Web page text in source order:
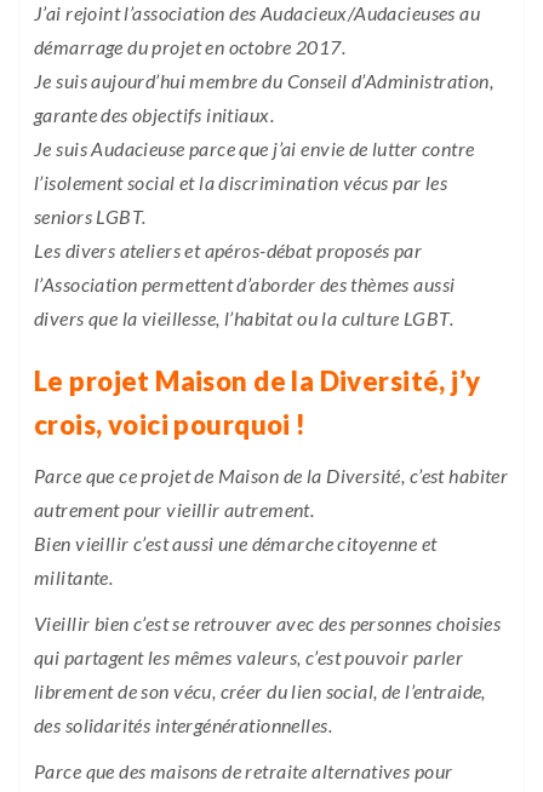
J’ai rejoint l’association des Audacieux/Audacieuses au
démarrage du projet en octobre 2017.
Je suis aujourd’hui membre du Conseil d’Administration,
garante des objectifs initiaux.
Je suis Audacieuse parce que j’ai envie de lutter contre
l’isolement social et la discrimination vécus par les
seniors LGBT.
Les divers ateliers et apéros-débat proposés par
l’Association permettent d’aborder des thèmes aussi
divers que la vieillesse, l’habitat ou la culture LGBT.
Le projet Maison de la Diversité, j’y
crois, voici pourquoi !
Parce que ce projet de Maison de la Diversité, c’est habiter
autrement pour vieillir autrement.
Bien vieillir c’est aussi une démarche citoyenne et
militante.
Vieillir bien c’est se retrouver avec des personnes choisies
qui partagent les mêmes valeurs, c’est pouvoir parler
librement de son vécu, créer du lien social, de l’entraide,
des solidarités intergénérationnelles.
Parce que des maisons de retraite alternatives pour